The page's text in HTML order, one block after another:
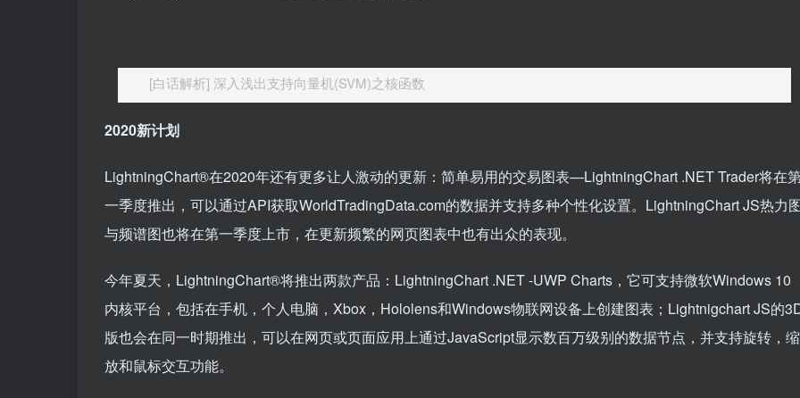
[白话解析] 深入浅出支持向量机(SVM)之核函数
2020新计划
LightningChart®在2020年还有更多让人激动的更新：简单易用的交易图表—LightningChart .NET Trader将在
一季度推出，可以通过API获取WorldTradingData.com的数据并支持多种个性化设置。LightningChart JS热力
与频谱图也将在第一季度上市，在更新频繁的网页图表中也有出众的表现。
今年夏天，LightningChart®将推出两款产品：LightningChart .NET -UWP Charts，它可支持微软Windows 10
内核平台，包括在手机，个人电脑，Xbox，Hololens和Windows物联网设备上创建图表；Lightnigchart JS的
版也会在同一时期推出，可以在网页或页面应用上通过JavaScript显示数百万级别的数据节点，并支持旋转，缩
放和鼠标交互功能。